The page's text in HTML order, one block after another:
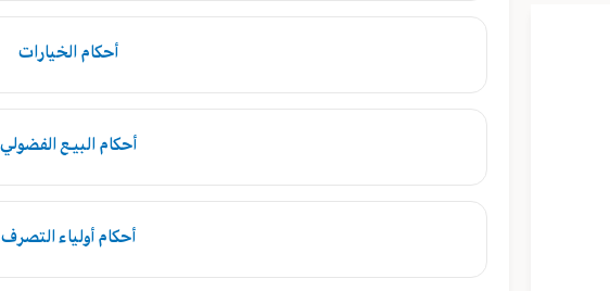
أحكام الخيارات
أحكام البيـع الفضولي
أحكام أولياء التصرف